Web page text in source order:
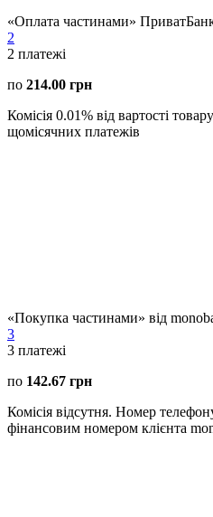
«Оплата частинами»
2
2 платежі
по 214.00 грн
Комісія 0.01% від вартості
щомісячних платежів
«Покупка частинами» від
3
3 платежі
по 142.67 грн
Комісія відсутня. Номер
фінансовим номером клієнта